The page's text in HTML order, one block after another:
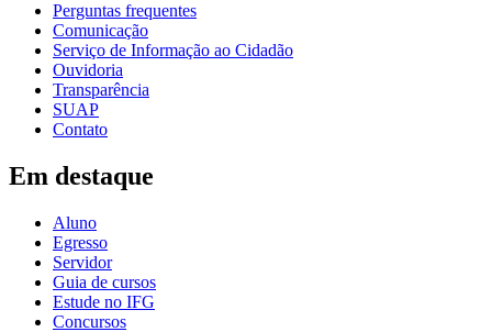
Perguntas frequentes
Comunicação
Serviço de Informação ao Cidadão
Ouvidoria
Transparência
SUAP
Contato
Em destaque
Aluno
Egresso
Servidor
Guia de cursos
Estude no IFG
Concursos